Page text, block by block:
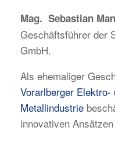
Mag. Sebastian
Geschäftsführer der
GmbH.
Als ehemaliger
Vorarlberger Elektro-
Metallindustrie
innovativen